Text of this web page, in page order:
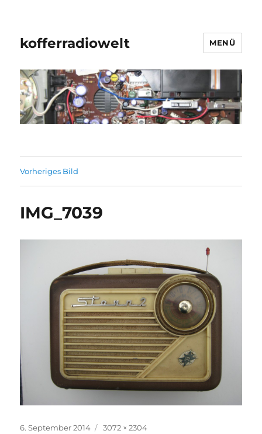
kofferradiowelt MENÜ
Vorheriges Bild
IMG_7039
Veröffentlicht
6. September 2014
Volle
3072 × 2304